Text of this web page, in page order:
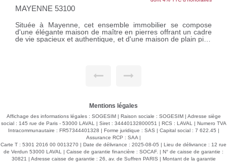
se compose
offrant un cadre
maison de plain pied
immobiliers : achat,
copropriété et gestion
intervient sur un large
l'est de l'Ille et Vilaine
SOGESIM vous propose une Maison/
en triplex, située en hyper centre,
bien entièrement rénové avec le
wc. AU dernier étage : une pièce, un
l'acquéreur dont 4.48 %, soit un prix de 344 800 euros. Prix
hors honoraires : 330 000 euros Pour
contactez Sandrine DAVENEL au o7 67
commercial (EI) RSAC n°103643730
Mentions légales
Affichage des informations légales : SOGESIM | Raison sociale : SOGESIM | Adresse siège
social : 145 rue de Paris - 53000 LAVAL | Siret : 34440132800051 | RCS : LAVAL | Numero TVA
Intracommunautaire : FR57344401328 | Forme juridique : SAS | Capital social : 7 622.45 |
Assurance RCP : SAA |
Carte T : 5301 2016 00 0013270 | Date de délivrance : 2025-08-05 | Lieu de délivrance : 12 rue
de Verdun 53000 LAVAL | Caisse de garantie financière : SOCAF. | N° de caisse de garantie :
30821 | Adresse caisse de garantie : 26, av. de Suffren PARIS | Montant de la garantie